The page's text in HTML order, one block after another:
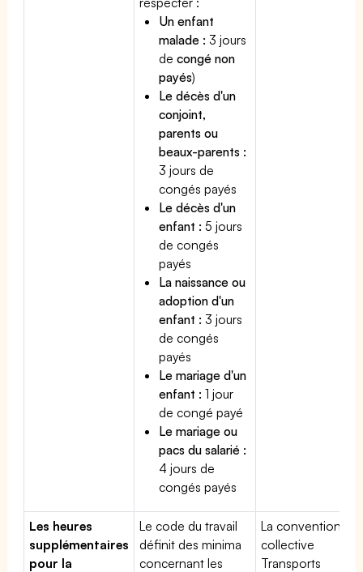
Un enfant
malade : 3 jours
decongé non
payés)
Le décès d'un
conjoint,
parents ou
beaux-parents :
3 jours de
congés payés
Le décès d'un
enfant : 5 jours
de congés
payés
La naissance ou
adoption d'un
enfant : 3 jours
de congés
payés
Le mariage d'un
enfant : 1 jour
de congé payé
Le mariage ou
pacs du salarié :
4 jours de
congés payés
Les heures
supplémentaires
pour la
Le code du travail
définit des minima
concernant les
La convention
collective
Transports